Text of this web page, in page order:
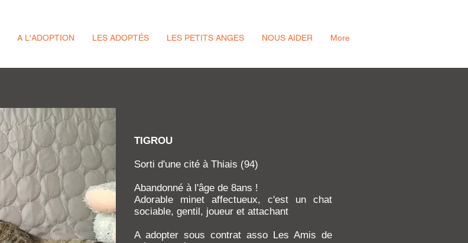
A L'ADOPTION LES ADOPTÉS LES PETITS ANGES NOUS AIDER More
TIGROU
Sorti d'une cité à Thiais (94)
Abandonné à l'âge de 8ans !
Adorable minet affectueux, c'est un chat
sociable, gentil, joueur et attachant
A adopter sous contrat asso Les Amis de